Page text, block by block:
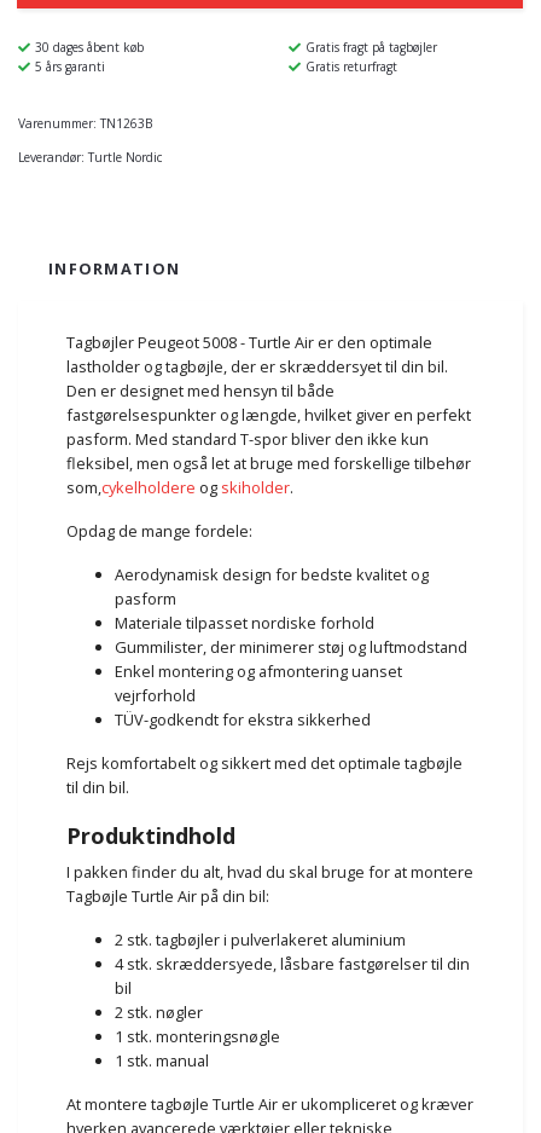
30 dages åbent køb
Gratis fragt på tagbøjler
5 års garanti
Gratis returfragt
Varenummer: TN1263B
Leverandør: Turtle Nordic
INFORMATION
Tagbøjler Peugeot 5008 - Turtle Air er den optimale
lastholder og tagbøjle, der er skræddersyet til din bil.
Den er designet med hensyn til både
fastgørelsespunkter og længde, hvilket giver en perfekt
pasform. Med standard T-spor bliver den ikke kun
fleksibel, men også let at bruge med forskellige tilbehør
som,cykelholdere og skiholder.
Opdag de mange fordele:
Aerodynamisk design for bedste kvalitet og
pasform
Materiale tilpasset nordiske forhold
Gummilister, der minimerer støj og luftmodstand
Enkel montering og afmontering uanset
vejrforhold
TÜV-godkendt for ekstra sikkerhed
Rejs komfortabelt og sikkert med det optimale tagbøjle
til din bil.
Produktindhold
I pakken finder du alt, hvad du skal bruge for at montere
Tagbøjle Turtle Air på din bil:
2 stk. tagbøjler i pulverlakeret aluminium
4 stk. skræddersyede, låsbare fastgørelser til din
bil
2 stk. nøgler
1 stk. monteringsnøgle
1 stk. manual
At montere tagbøjle Turtle Air er ukompliceret og kræver
hverken avancerede værktøjer eller tekniske